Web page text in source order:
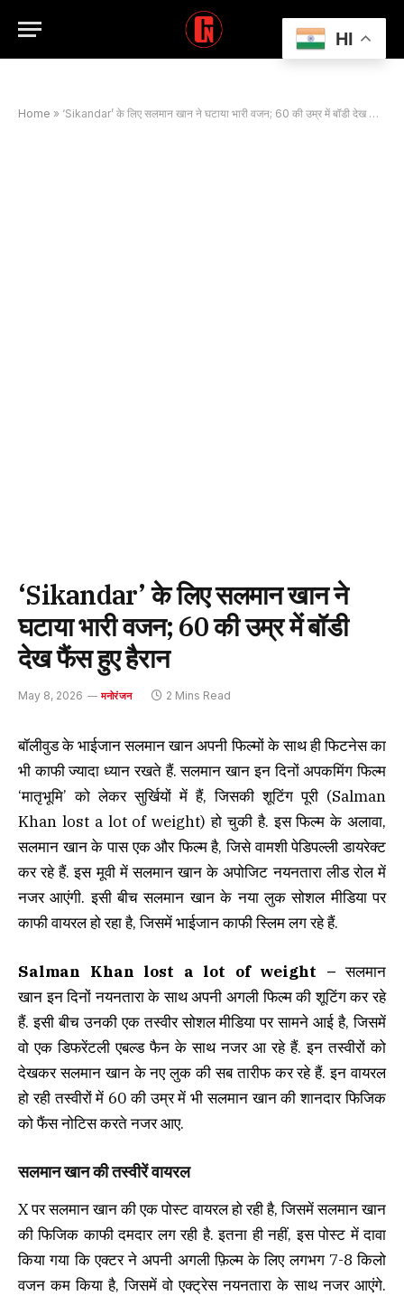
Home » ‘Sikandar’ के लिए सलमान खान ने घटाया भारी वजन; 60 की उम्र में बॉडी देख फैंस हुए हैरान
‘Sikandar’ के लिए सलमान खान ने
घटाया भारी वजन; 60 की उम्र में बॉडी
देख फैंस हुए हैरान
May 8, 2026 मनोरंजन 2 Mins Read
बॉलीवुड के भाईजान सलमान खान अपनी फिल्मों के साथ ही फिटनेस का
भी काफी ज्यादा ध्यान रखते हैं. सलमान खान इन दिनों अपकमिंग फिल्म
‘मातृभूमि’ को लेकर सुर्खियों में हैं, जिसकी शूटिंग पूरी (Salman
Khan lost a lot of weight) हो चुकी है. इस फिल्म के अलावा,
सलमान खान के पास एक और फिल्म है, जिसे वामशी पेडिपल्ली डायरेक्ट
कर रहे हैं. इस मूवी में सलमान खान के अपोजिट नयनतारा लीड रोल में
नजर आएंगी. इसी बीच सलमान खान के नया लुक सोशल मीडिया पर
काफी वायरल हो रहा है, जिसमें भाईजान काफी स्लिम लग रहे हैं.
Salman Khan lost a lot of weight – सलमान
खान इन दिनों नयनतारा के साथ अपनी अगली फिल्म की शूटिंग कर रहे
हैं. इसी बीच उनकी एक तस्वीर सोशल मीडिया पर सामने आई है, जिसमें
वो एक डिफरेंटली एबल्ड फैन के साथ नजर आ रहे हैं. इन तस्वीरों को
देखकर सलमान खान के नए लुक की सब तारीफ कर रहे हैं. इन वायरल
हो रही तस्वीरों में 60 की उम्र में भी सलमान खान की शानदार फिजिक
को फैंस नोटिस करते नजर आए.
सलमान खान की तस्वीरें वायरल
X पर सलमान खान की एक पोस्ट वायरल हो रही है, जिसमें सलमान खान
की फिजिक काफी दमदार लग रही है. इतना ही नहीं, इस पोस्ट में दावा
किया गया कि एक्टर ने अपनी अगली फ़िल्म के लिए लगभग 7-8 किलो
वजन कम किया है, जिसमें वो एक्ट्रेस नयनतारा के साथ नजर आएंगे.
HI